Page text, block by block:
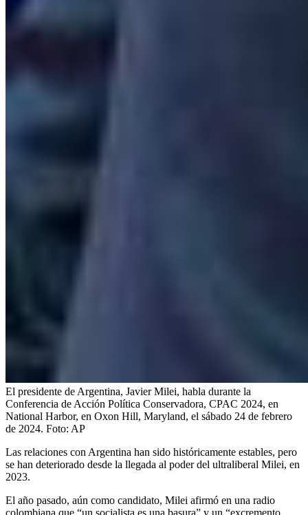
El presidente de Argentina, Javier Milei, habla durante la
Conferencia de Acción Política Conservadora, CPAC 2024, en
National Harbor, en Oxon Hill, Maryland, el sábado 24 de febrero
de 2024. Foto: AP
Las relaciones con Argentina han sido históricamente estables, pero
se han deteriorado desde la llegada al poder del ultraliberal Milei, en
2023.
El año pasado, aún como candidato, Milei afirmó en una radio
colombiana que “un socialista es una basura” y un “excremento